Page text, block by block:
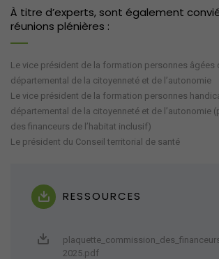
À titre d’experts, sont également
réunions plénières :
Le vice président de la formation personnes âgées
départemental de la citoyenneté et de l’autonomie
Le vice président de la formation personnes
départemental de la citoyenneté et de l’autonomie
des financeurs de l’habitat inclusif)
Le président du Conseil territorial de santé
RESSOURCES
2025.pdf